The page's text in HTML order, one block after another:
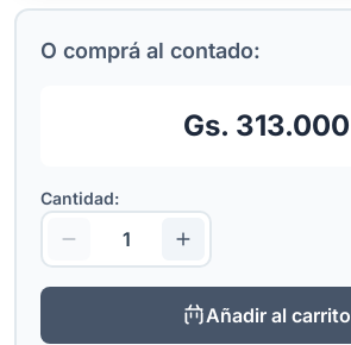
O comprá al contado:
Gs. 313.000
Cantidad:
Añadir al carrito